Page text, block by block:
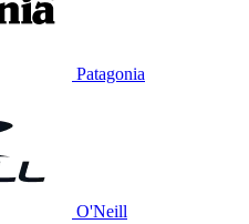
Patagonia
O'Neill